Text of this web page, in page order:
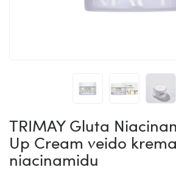
TRIMAY Gluta
Up Cream veido
niacinamidu